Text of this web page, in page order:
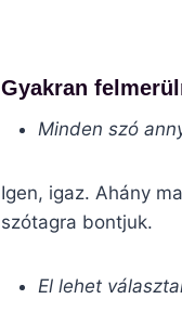
Gyakran
Minden szó
Igen, igaz. Ahány
szótagra bontjuk.
El lehet